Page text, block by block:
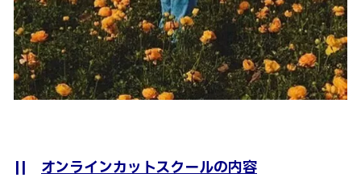
|| オンラインカットスクールの内容